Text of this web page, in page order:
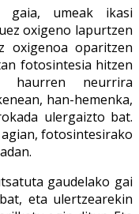
gaia, umeak ikasi
oxigeno lapurtzen
oxigenoa oparitzen
fotosintesia hitzen
haurren neurrira
han-hemenka,
ulergaizto bat.
fotosintesirako
gaudelako gai
eta ulertzearekin